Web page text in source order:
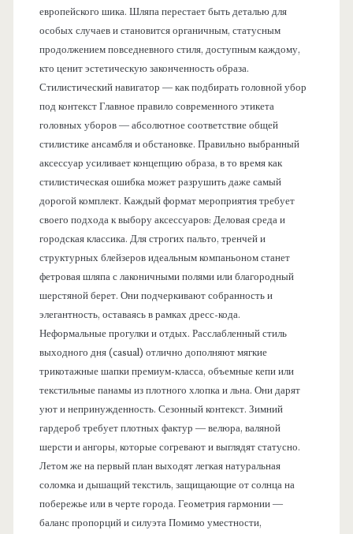
европейского шика. Шляпа перестает быть деталью для
особых случаев и становится органичным, статусным
продолжением повседневного стиля, доступным каждому,
кто ценит эстетическую законченность образа.
Стилистический навигатор — как подбирать головной убор
под контекст Главное правило современного этикета
головных уборов — абсолютное соответствие общей
стилистике ансамбля и обстановке. Правильно выбранный
аксессуар усиливает концепцию образа, в то время как
стилистическая ошибка может разрушить даже самый
дорогой комплект. Каждый формат мероприятия требует
своего подхода к выбору аксессуаров: Деловая среда и
городская классика. Для строгих пальто, тренчей и
структурных блейзеров идеальным компаньоном станет
фетровая шляпа с лаконичными полями или благородный
шерстяной берет. Они подчеркивают собранность и
элегантность, оставаясь в рамках дресс-кода.
Неформальные прогулки и отдых. Расслабленный стиль
выходного дня (casual) отлично дополняют мягкие
трикотажные шапки премиум-класса, объемные кепи или
текстильные панамы из плотного хлопка и льна. Они дарят
уют и непринужденность. Сезонный контекст. Зимний
гардероб требует плотных фактур — велюра, валяной
шерсти и ангоры, которые согревают и выглядят статусно.
Летом же на первый план выходят легкая натуральная
соломка и дышащий текстиль, защищающие от солнца на
побережье или в черте города. Геометрия гармонии —
баланс пропорций и силуэта Помимо уместности,